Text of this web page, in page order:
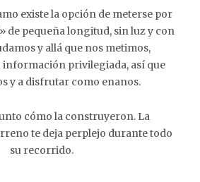
existe la opción de meterse por
de pequeña longitud, sin luz y con
y allá que nos metimos,
información privilegiada, así que
y a disfrutar como enanos.
cómo la construyeron. La
te deja perplejo durante todo
su recorrido.